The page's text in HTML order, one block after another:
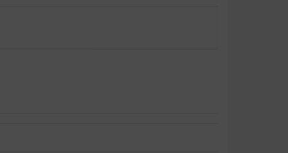
s'est détachée tout de suite